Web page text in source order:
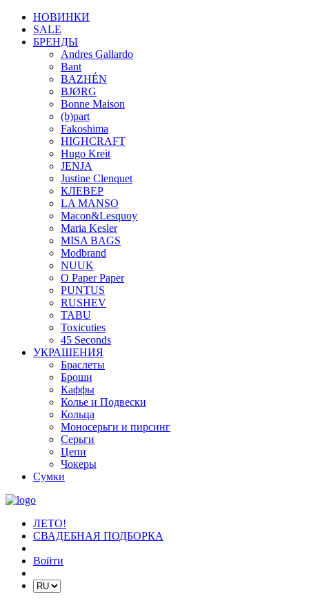
НОВИНКИ
SALE
БРЕНДЫ
Andres Gallardo
Bant
BAZHÉN
BJØRG
Bonne Maison
(b)part
Fakoshima
HIGHCRAFT
Hugo Kreit
JENJA
Justine Clenquet
КЛЕВЕР
LA MANSO
Macon&Lesquoy
Maria Kesler
MISA BAGS
Modbrand
NUUK
O Paper Paper
PUNTUS
RUSHEV
TABU
Toxicuties
45 Seconds
УКРАШЕНИЯ
Браслеты
Броши
Каффы
Колье и Подвески
Кольца
Моносерьги и пирсинг
Серьги
Цепи
Чокеры
Сумки
ЛЕТО!
СВАДЕБНАЯ ПОДБОРКА
Войти